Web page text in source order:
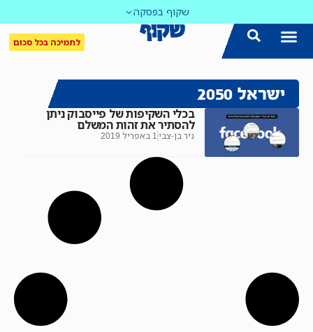
שקוף בפסקה
לתמיכה בכל סכום
ישראל 2050
בכלי השקיפות של פייסבוק ניתן
להסתיר את זהות המשלם
ניר בן-צבי 1 באפריל 2019